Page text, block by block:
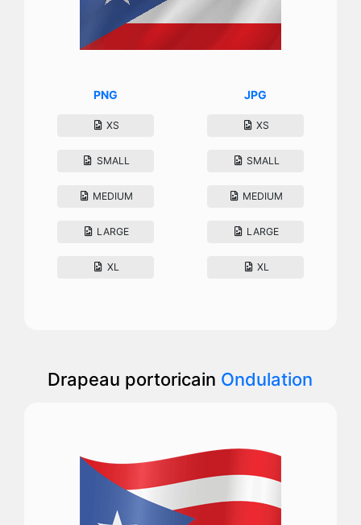
PNG
XS
SMALL
MEDIUM
LARGE
XL
JPG
XS
SMALL
MEDIUM
LARGE
XL
Drapeau portoricain Ondulation